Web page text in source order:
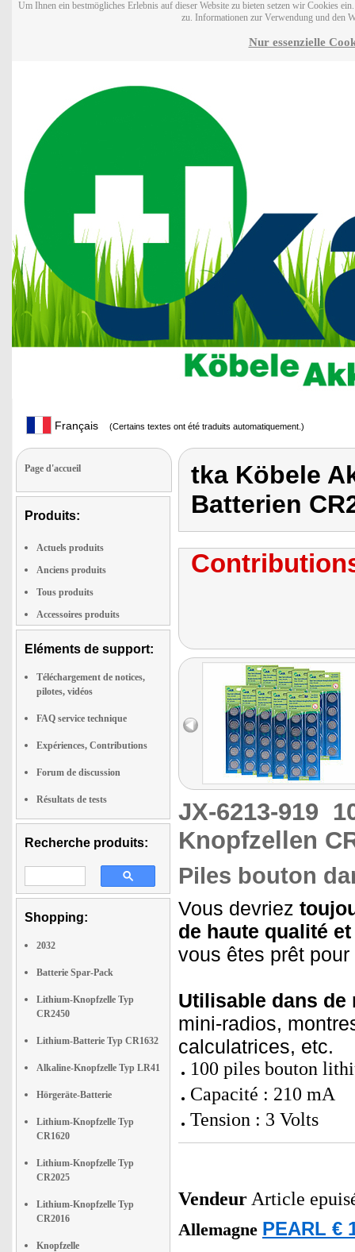
Um Ihnen ein bestmögliches Erlebnis auf dieser Website zu bieten setzen wir Cookies
zu. Informationen zur Verwendung und den
Nur essenzielle
Français (Certains textes ont été traduits automatiquement.)
Page d'accueil
Produits:
Actuels produits
Anciens produits
Tous produits
Accessoires produits
Eléments de support:
Téléchargement de notices,
pilotes, vidéos
FAQ service technique
Expériences, Contributions
Forum de discussion
Résultats de tests
Recherche produits:
Shopping:
2032
Batterie Spar-Pack
Lithium-Knopfzelle Typ
CR2450
Lithium-Batterie Typ CR1632
Alkaline-Knopfzelle Typ LR41
Hörgeräte-Batterie
Lithium-Knopfzelle Typ
CR1620
Lithium-Knopfzelle Typ
CR2025
Lithium-Knopfzelle Typ
CR2016
Knopfzelle
tka Köbele
Batterien
JX-6213-919
Knopfzellen
Piles bouton
Vous devriez
de haute qualité
vous êtes prêt
Utilisable dans de
mini-radios,
calculatrices, etc.
100 piles bouton
Capacité : 210 mA
Tension : 3 Volts
Vendeur Article
Allemagne PEARL €